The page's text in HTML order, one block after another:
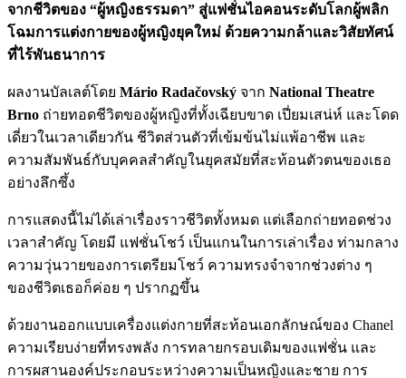
จากชีวิตของ “ผู้หญิงธรรมดา” สู่แฟชั่นไอคอนระดับโลกผู้พลิก
โฉมการแต่งกายของผู้หญิงยุคใหม่ ด้วยความกล้าและวิสัยทัศน์
ที่ไร้พันธนาการ
ผลงานบัลเลต์โดย Mário Radačovský จาก National Theatre
Brno ถ่ายทอดชีวิตของผู้หญิงที่ทั้งเฉียบขาด เปี่ยมเสน่ห์ และโดด
เดี่ยวในเวลาเดียวกัน ชีวิตส่วนตัวที่เข้มข้นไม่แพ้อาชีพ และ
ความสัมพันธ์กับบุคคลสำคัญในยุคสมัยที่สะท้อนตัวตนของเธอ
อย่างลึกซึ้ง
การแสดงนี้ไม่ได้เล่าเรื่องราวชีวิตทั้งหมด แต่เลือกถ่ายทอดช่วง
เวลาสำคัญ โดยมี แฟชั่นโชว์ เป็นแกนในการเล่าเรื่อง ท่ามกลาง
ความวุ่นวายของการเตรียมโชว์ ความทรงจำจากช่วงต่าง ๆ
ของชีวิตเธอก็ค่อย ๆ ปรากฏขึ้น
ด้วยงานออกแบบเครื่องแต่งกายที่สะท้อนเอกลักษณ์ของ Chanel
ความเรียบง่ายที่ทรงพลัง การทลายกรอบเดิมของแฟชั่น และ
การผสานองค์ประกอบระหว่างความเป็นหญิงและชาย การ